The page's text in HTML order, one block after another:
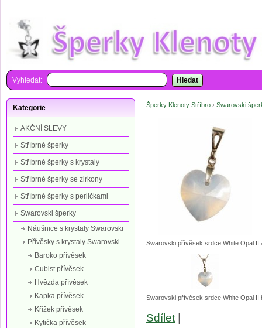
Vyhledat: Hledat
Šperky Klenoty Stříbro › Swarovski
Swarovski přívěsek srdce White Opal II
Swarovski přívěsek srdce White Opal II
Sdílet
Kategorie
AKČNÍ SLEVY
Stříbrné šperky
Stříbrné šperky s krystaly
Stříbrné šperky se zirkony
Stříbrné šperky s perličkami
Swarovski šperky
Náušnice s krystaly Swarovski
Přívěsky s krystaly Swarovski
Baroko přívěsek
Cubist přívěsek
Hvězda přívěsek
Kapka přívěsek
Křížek přívěsek
Kytička přívěsek